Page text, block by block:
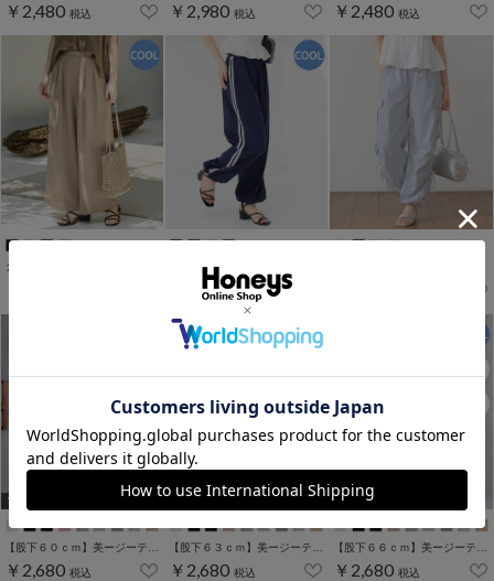
￥2,480 税込 ￥2,980 税込 ￥2,480 税込
２タックワイドパンツ 接触冷感ライン入パンツ
￥2,680 税込
WEB限定ｻｲｽﾞ[3L]
￥2,680 税込 ￥2,680 税込
WEB限定ｻｲｽﾞ[3L]
￥2,680 税込